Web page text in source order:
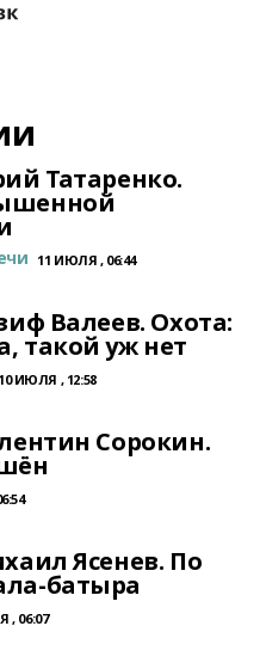
Татаренко.
11 ИЮЛЯ , 06:44
Валеев. Охота:
такой уж нет
10 ИЮЛЯ , 12:58
Сорокин.
Ясенев. По
батыра
, 06:07